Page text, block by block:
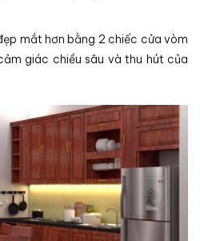
mắt hơn bằng 2 chiếc cửa vòm
giác chiều sâu và thu hút của